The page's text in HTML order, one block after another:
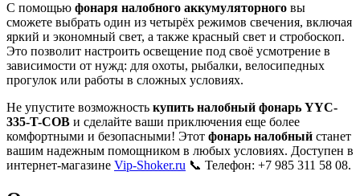
С помощью фонаря налобного аккумуляторного вы
сможете выбрать один из четырёх режимов свечения, включая
яркий и экономный свет, а также красный свет и стробоскоп.
Это позволит настроить освещение под своё усмотрение в
зависимости от нужд: для охоты, рыбалки, велосипедных
прогулок или работы в сложных условиях.
Не упустите возможность купить налобный фонарь YYC-
335-T-COB и сделайте ваши приключения еще более
комфортными и безопасными! Этот фонарь налобный станет
вашим надежным помощником в любых условиях. Доступен в
интернет-магазине Vip-Shoker.ru 📞 Телефон: +7 985 311 58 08.